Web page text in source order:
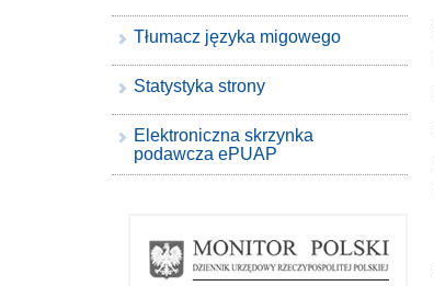
Tłumacz języka migowego
Statystyka strony
Elektroniczna skrzynka
podawcza ePUAP